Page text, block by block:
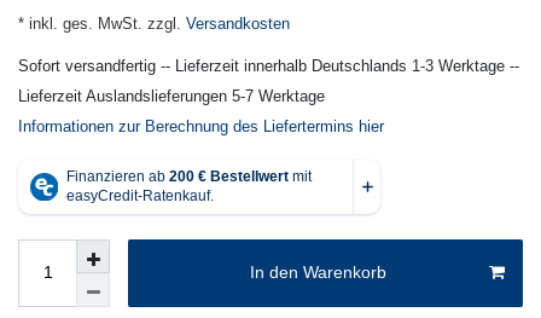
* inkl. ges. MwSt. zzgl. Versandkosten
Sofort versandfertig -- Lieferzeit innerhalb Deutschlands 1-3 Werktage --
Lieferzeit Auslandslieferungen 5-7 Werktage
Informationen zur Berechnung des Liefertermins hier
In den Warenkorb